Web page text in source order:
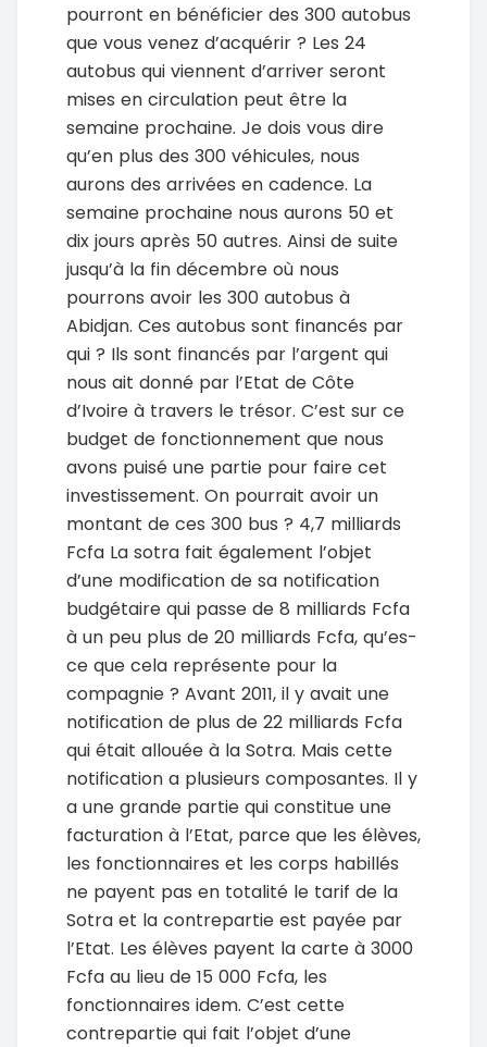
pourront en bénéficier des 300 autobus
que vous venez d’acquérir ? Les 24
autobus qui viennent d’arriver seront
mises en circulation peut être la
semaine prochaine. Je dois vous dire
qu’en plus des 300 véhicules, nous
aurons des arrivées en cadence. La
semaine prochaine nous aurons 50 et
dix jours après 50 autres. Ainsi de suite
jusqu’à la fin décembre où nous
pourrons avoir les 300 autobus à
Abidjan. Ces autobus sont financés par
qui ? Ils sont financés par l’argent qui
nous ait donné par l’Etat de Côte
d’Ivoire à travers le trésor. C’est sur ce
budget de fonctionnement que nous
avons puisé une partie pour faire cet
investissement. On pourrait avoir un
montant de ces 300 bus ? 4,7 milliards
Fcfa La sotra fait également l’objet
d’une modification de sa notification
budgétaire qui passe de 8 milliards Fcfa
à un peu plus de 20 milliards Fcfa, qu’es-
ce que cela représente pour la
compagnie ? Avant 2011, il y avait une
notification de plus de 22 milliards Fcfa
qui était allouée à la Sotra. Mais cette
notification a plusieurs composantes. Il y
a une grande partie qui constitue une
facturation à l’Etat, parce que les élèves,
les fonctionnaires et les corps habillés
ne payent pas en totalité le tarif de la
Sotra et la contrepartie est payée par
l’Etat. Les élèves payent la carte à 3000
Fcfa au lieu de 15 000 Fcfa, les
fonctionnaires idem. C’est cette
contrepartie qui fait l’objet d’une